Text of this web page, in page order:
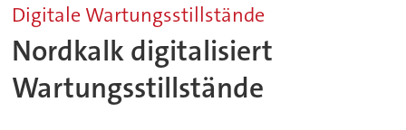
Digitale Wartungsstillstände
Nordkalk digitalisiert
Wartungsstillstände